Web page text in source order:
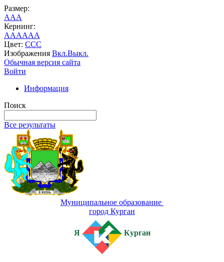
Размер:
AAA
Кернинг:
AAAAAA
Цвет: CCC
Изображения Вкл.Выкл.
Обычная версия сайта
Войти
Информация
Поиск
Все результаты
Муниципальное образование
город Курган
Я Курган